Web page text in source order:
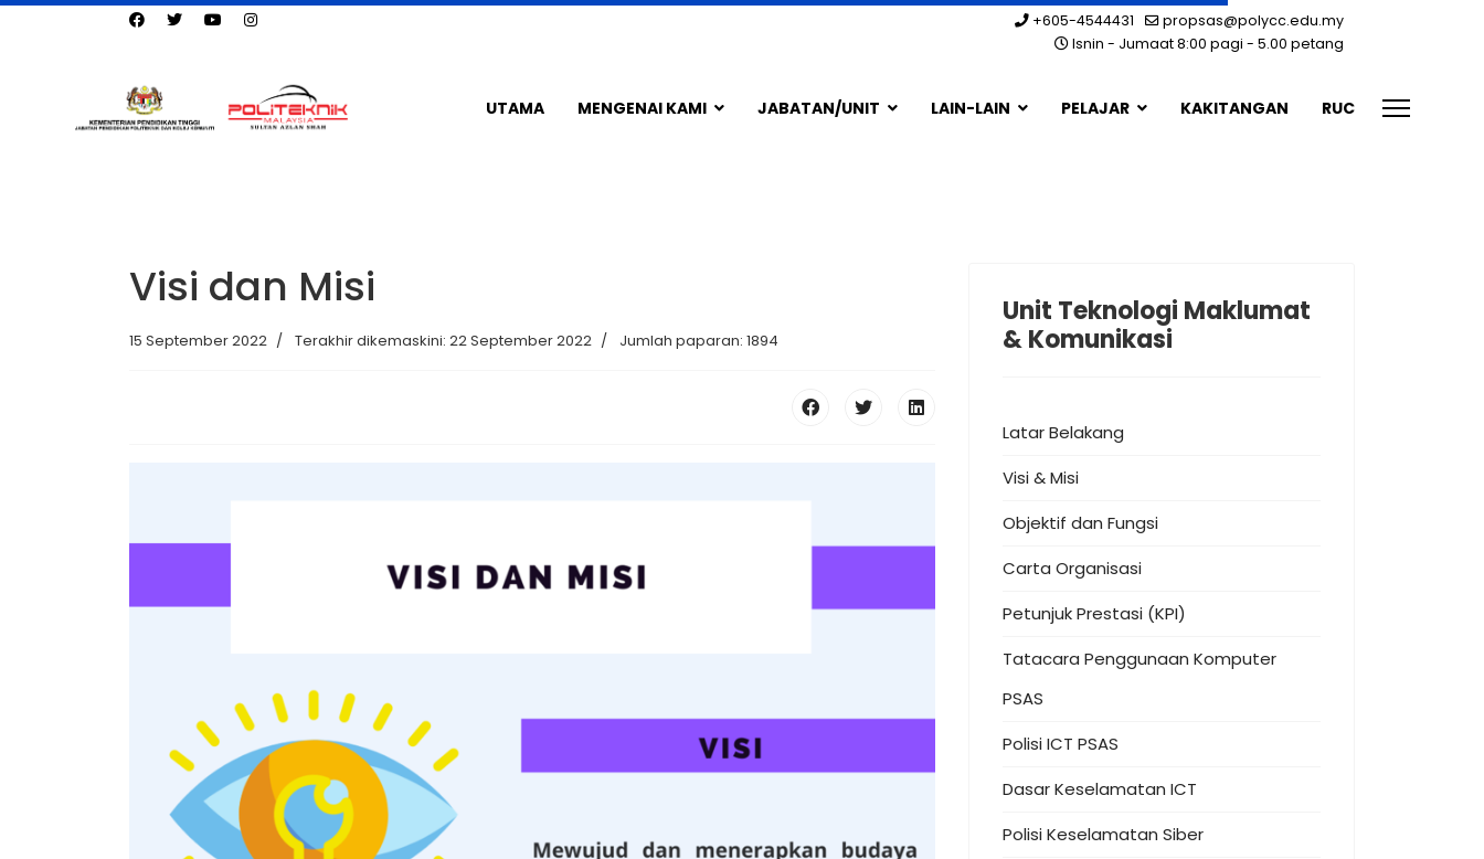
+605-4544431
propsas@polycc.edu.my
Isnin - Jumaat 8:00 pagi - 5.00 petang
UTAMA MENGENAI KAMI JABATAN/UNIT LAIN-LAIN PELAJAR KAKITANGAN RUC
Visi dan Misi
15 September 2022 Terakhir dikemaskini: 22 September 2022 Jumlah paparan: 1894
Unit Teknologi Maklumat
& Komunikasi
Latar Belakang
Visi & Misi
Objektif dan Fungsi
Carta Organisasi
Petunjuk Prestasi (KPI)
Tatacara Penggunaan Komputer
PSAS
Polisi ICT PSAS
Dasar Keselamatan ICT
Polisi Keselamatan Siber